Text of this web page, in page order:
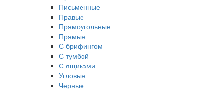
Письменные
Правые
Прямоугольные
Прямые
С брифингом
С тумбой
С ящиками
Угловые
Черные